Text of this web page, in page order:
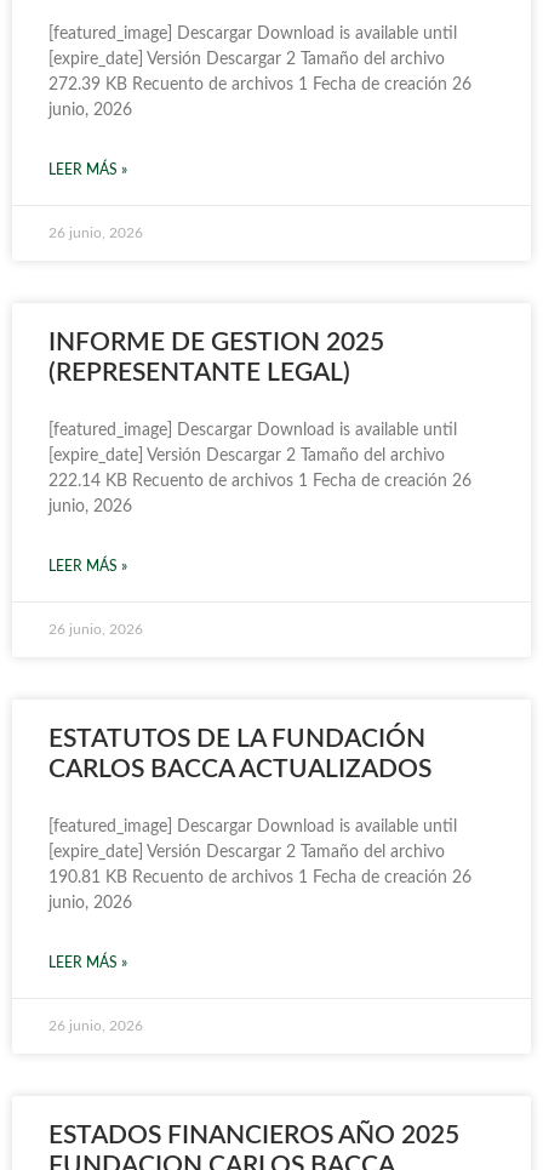
[featured_image] Descargar Download is available until
[expire_date] Versión Descargar 2 Tamaño del archivo
272.39 KB Recuento de archivos 1 Fecha de creación 26
junio, 2026
LEER MÁS »
26 junio, 2026
INFORME DE GESTION 2025
(REPRESENTANTE LEGAL)
[featured_image] Descargar Download is available until
[expire_date] Versión Descargar 2 Tamaño del archivo
222.14 KB Recuento de archivos 1 Fecha de creación 26
junio, 2026
LEER MÁS »
26 junio, 2026
ESTATUTOS DE LA FUNDACIÓN
CARLOS BACCA ACTUALIZADOS
[featured_image] Descargar Download is available until
[expire_date] Versión Descargar 2 Tamaño del archivo
190.81 KB Recuento de archivos 1 Fecha de creación 26
junio, 2026
LEER MÁS »
26 junio, 2026
ESTADOS FINANCIEROS AÑO 2025